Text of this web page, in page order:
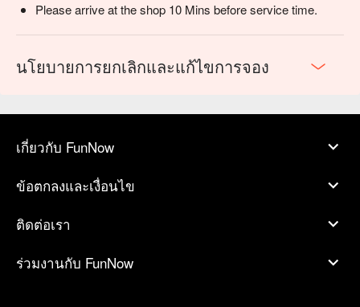
Please arrive at the shop 10 Mins before service time.
นโยบายการยกเลิกและแก้ไขการจอง
เกี่ยวกับ FunNow
ข้อตกลงและเงื่อนไข
ติดต่อเรา
ร่วมงานกับ FunNow